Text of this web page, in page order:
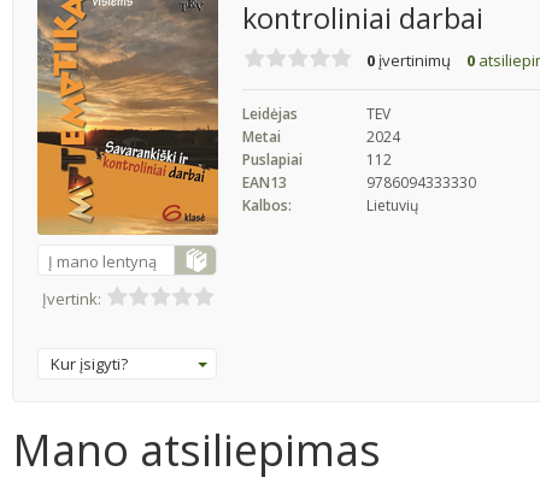
Į mano lentyną
Įvertink:
Kur įsigyti?
kontroliniai darbai
0 įvertinimų 0
Leidėjas
TEV
Metai
2024
Puslapiai
112
EAN13
9786094333330
Kalbos:
Lietuvių
Mano atsiliepimas